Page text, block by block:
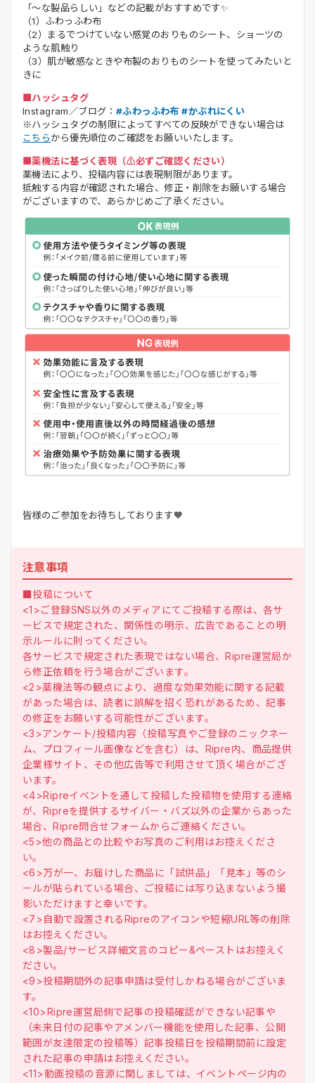
「～な製品らしい」などの記載がおすすめです✨
（1）ふわっふわ布
（2）まるでつけていない感覚のおりものシート、ショーツの
ような肌触り
（3）肌が敏感なときや布製のおりものシートを使ってみたいと
きに
■ハッシュタグ
Instagram／ブログ： #ふわっふわ布 #かぶれにくい
※ハッシュタグの制限によってすべての反映ができない場合は
こちらから優先順位のご確認をお願いいたします。
■薬機法に基づく表現（⚠️必ずご確認ください）
薬機法により、投稿内容には表現制限があります。
抵触する内容が確認された場合、修正・削除をお願いする場合
がございますので、あらかじめご了承ください。
皆様のご参加をお待ちしております🧡
注意事項
■投稿について
<1>ご登録SNS以外のメディアにてご投稿する際は、各サ
ービスで規定された、関係性の明示、広告であることの明
示ルールに則ってください。
各サービスで規定された表現ではない場合、Ripre運営局か
ら修正依頼を行う場合がございます。
<2>薬機法等の観点により、過度な効果効能に関する記載
があった場合は、読者に誤解を招く恐れがあるため、記事
の修正をお願いする可能性がございます。
<3>アンケート/投稿内容（投稿写真やご登録のニックネー
ム、プロフィール画像などを含む）は、Ripre内、商品提供
企業様サイト、その他広告等で利用させて頂く場合がござ
います。
<4>Ripreイベントを通して投稿した投稿物を使用する連絡
が、Ripreを提供するサイバー・バズ以外の企業からあった
場合、Ripre問合せフォームからご連絡ください。
<5>他の商品との比較やお写真のご利用はお控えくださ
い。
<6>万が一、お届けした商品に「試供品」「見本」等のシ
ールが貼られている場合、ご投稿には写り込まないよう撮
影いただけますと幸いです。
<7>自動で設置されるRipreのアイコンや短縮URL等の削除
はお控えください。
<8>製品/サービス詳細文言のコピー&ペーストはお控えく
ださい。
<9>投稿期間外の記事申請は受付しかねる場合がございま
す。
<10>Ripre運営局側で記事の投稿確認ができない記事や
（未来日付の記事やアメンバー機能を使用した記事、公開
範囲が友達限定の投稿等）記事投稿日を投稿期間前に設定
された記事の申請はお控えください。
<11>動画投稿の音源に関しましては、イベントページ内の